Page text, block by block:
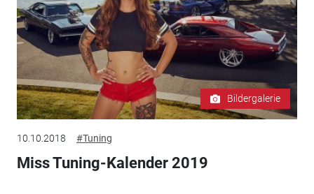
Bildergalerie
10.10.2018 #Tuning
Miss Tuning-Kalender 2019